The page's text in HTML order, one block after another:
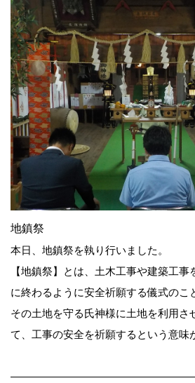
地鎮祭
本日、地鎮祭を執り行いました。
【地鎮祭】とは、土木工事や建築工
に終わるように安全祈願する儀式のこ
その土地を守る氏神様に土地を利用さ
て、工事の安全を祈願するという意味